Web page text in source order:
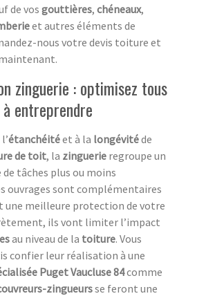
de vos gouttières, chéneaux,
et autres éléments de
nous votre devis toiture et
zinguerie : optimisez tous
entreprendre
étanchéitéet à la longévitéde
de toit, la zinguerie regroupe un
tâches plus ou moins
ouvrages sont complémentaires
meilleure protection de votre
ils vont limiter l’impact
au niveau de la toiture. Vous
confier leur réalisation à une
Puget Vaucluse 84comme
zingueursse feront une